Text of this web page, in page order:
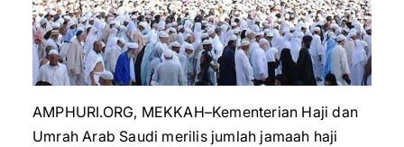
AMPHURI.ORG, MEKKAH–Kementerian Haji dan
Umrah Arab Saudi merilis jumlah jamaah haji